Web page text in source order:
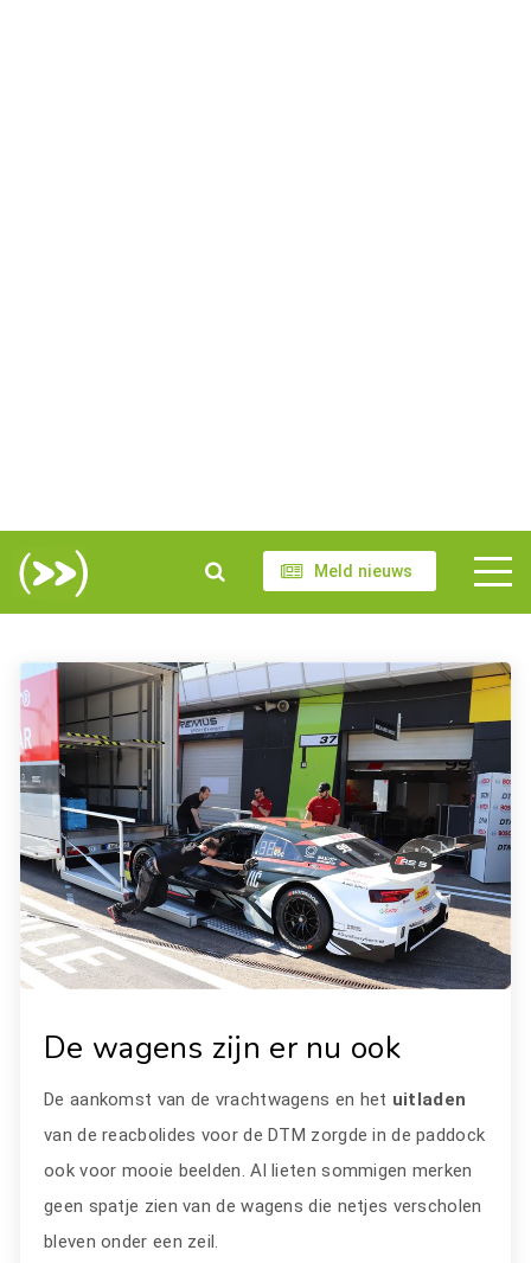
Meld nieuws
De wagens zijn er nu ook
De aankomst van de vrachtwagens en het uitladen
van de reacbolides voor de DTM zorgde in de paddock
ook voor mooie beelden. Al lieten sommigen merken
geen spatje zien van de wagens die netjes verscholen
bleven onder een zeil.